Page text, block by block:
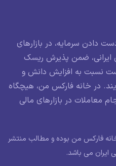
دادن سرمایه، در بازارهای
ایرانی، ضمن پذیرش ریسک
نسبت به افزایش دانش و
در خانه فارکس من، هیچگاه
معاملات در بازارهای مالی
فارکس من بوده و مطالب منتشر
ایران می باشد.